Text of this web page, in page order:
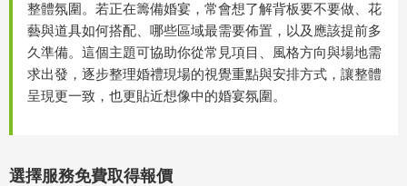
整體氛圍。若正在籌備婚宴，常會想了解背板要不要做、花
藝與道具如何搭配、哪些區域最需要佈置，以及應該提前多
久準備。這個主題可協助你從常見項目、風格方向與場地需
求出發，逐步整理婚禮現場的視覺重點與安排方式，讓整體
呈現更一致，也更貼近想像中的婚宴氛圍。
選擇服務免費取得報價